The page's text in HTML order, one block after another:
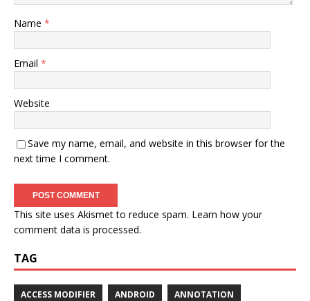
Name *
Email *
Website
Save my name, email, and website in this browser for the
next time I comment.
This site uses Akismet to reduce spam. Learn how your
comment data is processed.
TAG
ACCESS MODIFIER ANDROID ANNOTATION